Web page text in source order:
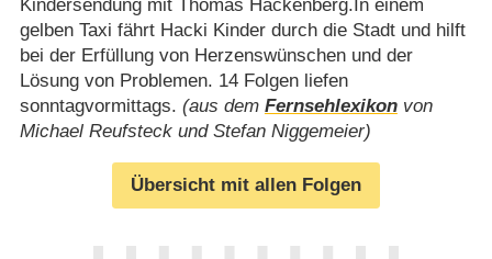
Kindersendung mit Thomas Hackenberg.In einem
gelben Taxi fährt Hacki Kinder durch die Stadt und hilft
bei der Erfüllung von Herzenswünschen und der
Lösung von Problemen. 14 Folgen liefen
sonntagvormittags. (aus dem Fernsehlexikonvon
Michael Reufsteck und Stefan Niggemeier)
Übersicht mit allen Folgen